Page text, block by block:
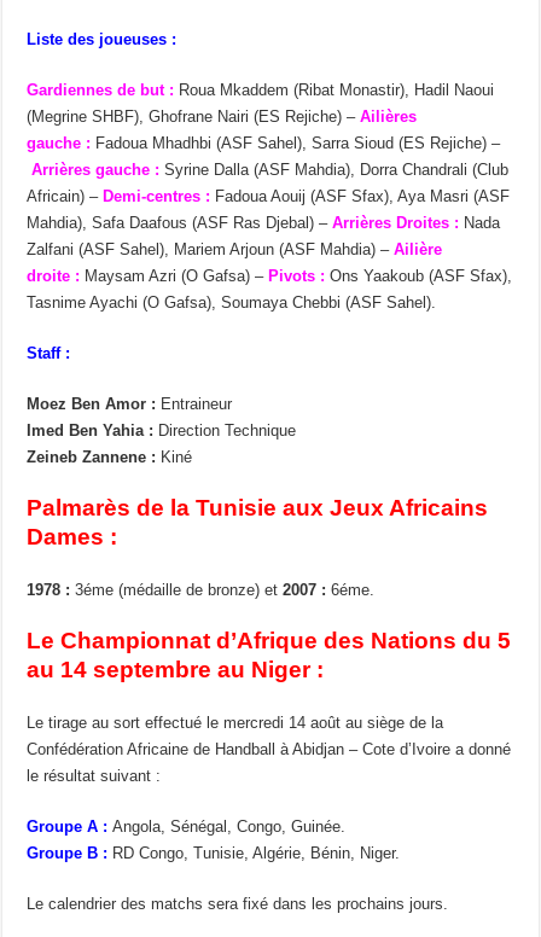
Liste des joueuses :
Gardiennes de but : Roua Mkaddem (Ribat Monastir), Hadil Naoui
(Megrine SHBF), Ghofrane Nairi (ES Rejiche) –Ailières
gauche : Fadoua Mhadhbi (ASF Sahel), Sarra Sioud (ES Rejiche) –
Arrières gauche : Syrine Dalla (ASF Mahdia), Dorra Chandrali (Club
Africain) –Demi-centres : Fadoua Aouij (ASF Sfax), Aya Masri (ASF
Mahdia), Safa Daafous (ASF Ras Djebal) –Arrières Droites : Nada
Zalfani (ASF Sahel), Mariem Arjoun (ASF Mahdia) –Ailière
droite : Maysam Azri (O Gafsa) –Pivots : Ons Yaakoub (ASF Sfax),
Tasnime Ayachi (O Gafsa), Soumaya Chebbi (ASF Sahel).
Staff :
Moez Ben Amor : Entraineur
Imed Ben Yahia : Direction Technique
Zeineb Zannene : Kiné
Palmarès de la Tunisie aux Jeux Africains
Dames :
1978 : 3éme (médaille de bronze) et2007 : 6éme.
Le Championnat d’Afrique des Nations du 5
au 14 septembre au Niger :
Le tirage au sort effectué le mercredi 14 août au siège de la
Confédération Africaine de Handball à Abidjan – Cote d’Ivoire a donné
le résultat suivant :
Groupe A : Angola, Sénégal, Congo, Guinée.
Groupe B : RD Congo, Tunisie, Algérie, Bénin, Niger.
Le calendrier des matchs sera fixé dans les prochains jours.